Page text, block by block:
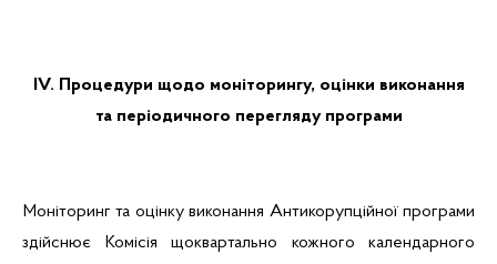
ІV. Процедури щодо моніторингу, оцінки виконання
та періодичного перегляду програми
Моніторинг та оцінку виконання Антикорупційної програми
здійснює Комісія щоквартально кожного календарного